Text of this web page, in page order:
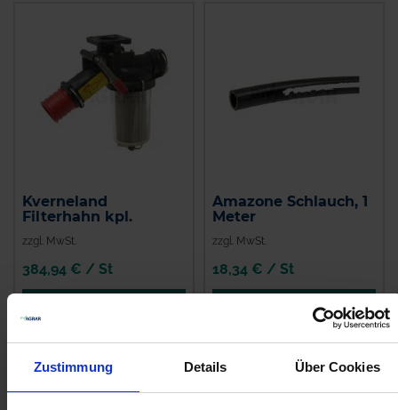
Zustimmung Details Über Cookies
Kverneland
Filterhahn kpl.
zzgl. MwSt.
384,94 € / St
Amazone Schlauch, 1
Meter
zzgl. MwSt.
18,34 € / St
WARENKORB
Anmelden für Ihren persönlichen Preis